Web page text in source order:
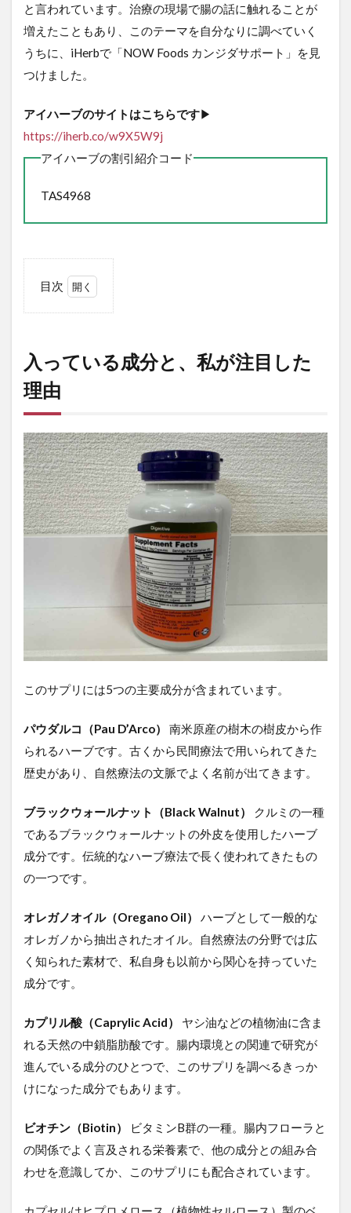
と言われています。治療の現場で腸の話に触れることが
増えたこともあり、このテーマを自分なりに調べていく
うちに、iHerbで「NOW Foods カンジダサポート」を見
つけました。
アイハーブのサイトはこちらです▶
https://iherb.co/w9X5W9j
アイハーブの割引紹介コード
TAS4968
目次
分
と、
私が
注目
理由
2
カ
ン
ジ
ダ
き
こ
｜
成
分
か
ら
み
解
く
腸
内
へ
ア
プ
ロ
ー
① 腸
内フ
ラの
ンス
識し
たい
入っている成分と、私が注目した
理由
このサプリには5つの主要成分が含まれています。
パウダルコ（Pau D’Arco）
南米原産の樹木の樹皮から作
られるハーブです。古くから民間療法で用いられてきた
歴史があり、自然療法の文脈でよく名前が出てきます。
ブラックウォールナット（Black Walnut）
クルミの一種
であるブラックウォールナットの外皮を使用したハーブ
成分です。伝統的なハーブ療法で長く使われてきたもの
の一つです。
オレガノオイル（Oregano Oil）
ハーブとして一般的な
オレガノから抽出されたオイル。自然療法の分野では広
く知られた素材で、私自身も以前から関心を持っていた
成分です。
カプリル酸（Caprylic Acid）
ヤシ油などの植物油に含ま
れる天然の中鎖脂肪酸です。腸内環境との関連で研究が
進んでいる成分のひとつで、このサプリを調べるきっか
けになった成分でもあります。
ビオチン（Biotin）
ビタミンB群の一種。腸内フローラと
の関係でよく言及される栄養素で、他の成分との組み合
わせを意識してか、このサプリにも配合されています。